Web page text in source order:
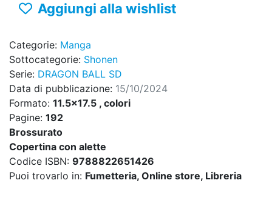
Aggiungi alla wishlist
Categorie: Manga
Sottocategorie: Shonen
Serie: DRAGON BALL SD
Data di pubblicazione: 15/10/2024
Formato: 11.5x17.5 , colori
Pagine: 192
Brossurato
Copertina con alette
Codice ISBN: 9788822651426
Puoi trovarlo in: Fumetteria, Online store, Libreria